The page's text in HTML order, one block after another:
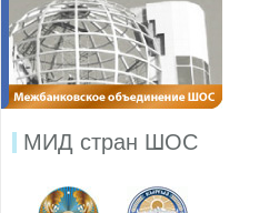
МИД стран ШОС